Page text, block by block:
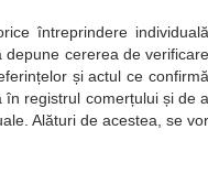
întreprindere individuală
cererea de verificare
și actul ce confirmă
registrul comerțului și de a
Alături de acestea, se vor